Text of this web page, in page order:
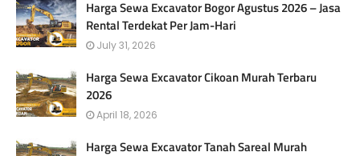
Harga Sewa Excavator Bogor Agustus 2026 – Jasa
Rental Terdekat Per Jam-Hari
July 31, 2026
Harga Sewa Excavator Cikoan Murah Terbaru
2026
April 18, 2026
Harga Sewa Excavator Tanah Sareal Murah